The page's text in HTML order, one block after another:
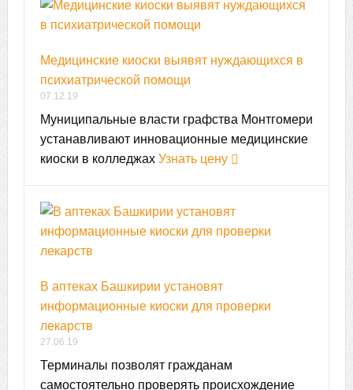
Медицинские киоски выявят нуждающихся в
психиатрической помощи
07.12.19
Муниципальные власти графства Монтгомери
устанавливают инновационные медицинские
киоски в колледжах Узнать цену
В аптеках Башкирии установят
информационные киоски для проверки
лекарств
27.06.19
Терминалы позволят гражданам
самостоятельно проверять происхождение